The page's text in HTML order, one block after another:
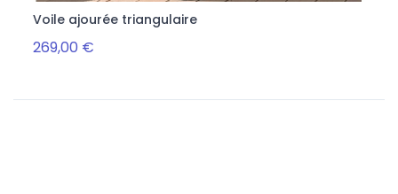
Voile ajourée triangulaire
269,00 €